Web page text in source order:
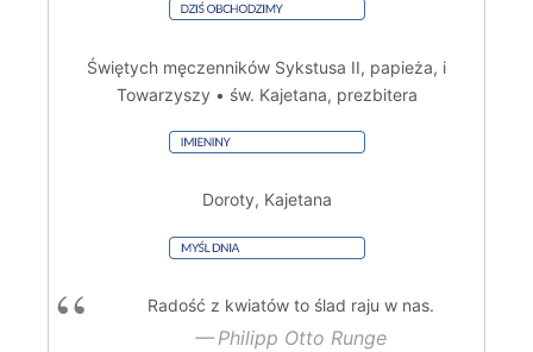
Świętych męczenników Sykstusa II, papieża, i
Towarzyszy • św. Kajetana, prezbitera
Doroty, Kajetana
Radość z kwiatów to ślad raju w nas.
Philipp Otto Runge